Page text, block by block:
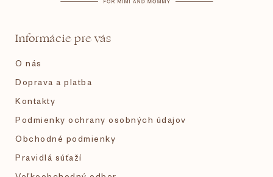
Informácie pre vás
O nás
Doprava a platba
Kontakty
Podmienky ochrany osobných údajov
Obchodné podmienky
Pravidlá súťaží